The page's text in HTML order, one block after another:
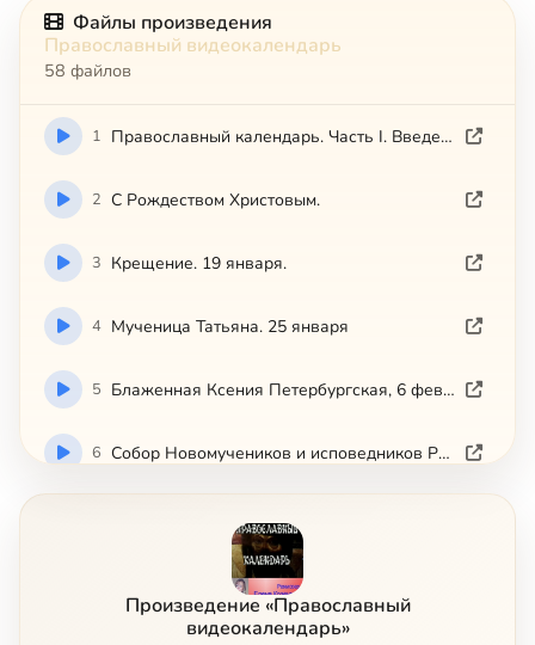
Файлы произведения
Православный видеокалендарь
58 файлов
1 Православный календарь. Часть I. Введение.
2 С Рождеством Христовым.
3 Крещение. 19 января.
4 Мученица Татьяна. 25 января
5 Блаженная Ксения Петербургская, 6 февраля
6 Собор Новомучеников и исповедников Российских
Произведение «Православный
видеокалендарь»